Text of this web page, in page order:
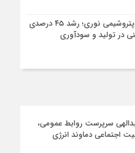
ثبت سال طلایی پتروشیمی نوری؛ رشد ۴۵ درصدی
در تولید و سودآوری
سرپرست روابط عمومی،
اجتماعی دماوند انرژی